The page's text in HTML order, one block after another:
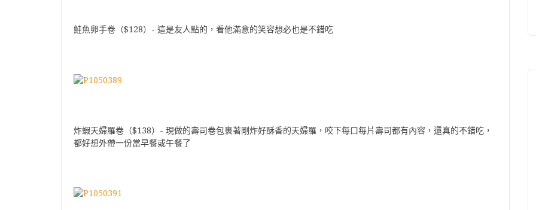
鮭魚卵手卷（$128）- 這是友人點的，看他滿意的笑容想必也是不錯吃
炸蝦天婦羅卷（$138）- 現做的壽司卷包裹著剛炸好酥香的天婦羅，咬下每口每片壽司都有內容，還真的不錯吃，
都好想外帶一份當早餐或午餐了